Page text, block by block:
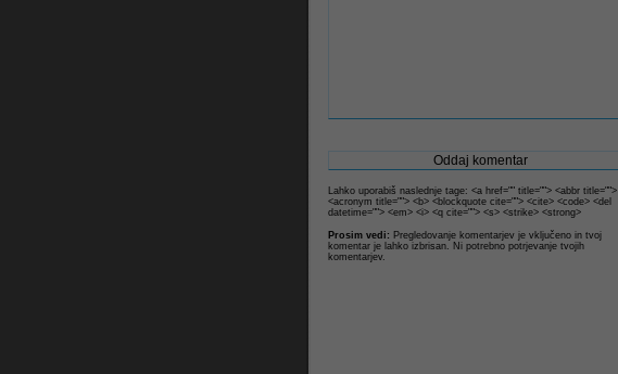
Lahko uporabiš naslednje tage: <a href="" title=""> <abbr title="">
<acronym title=""> <b> <blockquote cite=""> <cite> <code> <del
datetime=""> <em> <i> <q cite=""> <s> <strike> <strong>
Prosim vedi: Pregledovanje komentarjev je vključeno in tvoj
komentar je lahko izbrisan. Ni potrebno potrjevanje tvojih
komentarjev.